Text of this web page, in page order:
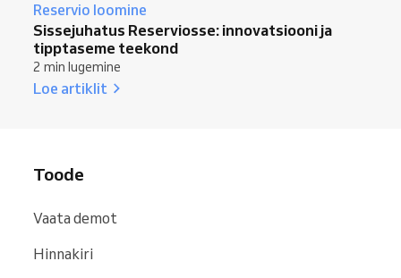
Reservio loomine
Sissejuhatus Reserviosse: innovatsiooni ja
tipptaseme teekond
2 min lugemine
Loe artiklit
Toode
Vaata demot
Hinnakiri